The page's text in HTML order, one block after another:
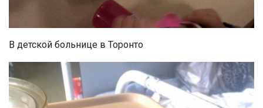
В детской больнице в Торонто